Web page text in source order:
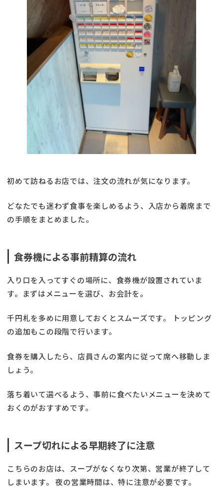
初めて訪ねるお店では、注文の流れが気になります。
どなたでも迷わず食事を楽しめるよう、入店から着席まで
の手順をまとめました。
食券機による事前精算の流れ
入り口を入ってすぐの場所に、食券機が設置されていま
す。まずはメニューを選び、お会計を。
千円札を多めに用意しておくとスムーズです。 トッピング
の追加もこの段階で行います。
食券を購入したら、店員さんの案内に従って席へ移動しま
しょう。
落ち着いて選べるよう、事前に食べたいメニューを決めて
おくのがおすすめです。
スープ切れによる早期終了に注意
こちらのお店は、スープがなくなり次第、営業が終了して
しまいます。 夜の営業時間は、特に注意が必要です。